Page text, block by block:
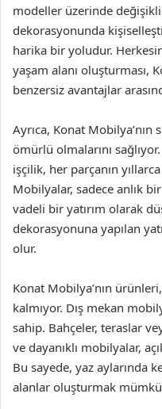
modeller üzerinde
dekorasyonunda
harika bir yoludur.
yaşam alanı oluşturması,
benzersiz avantajlar
Ayrıca, Konat
ömürlü olmalarını
işçilik, her parçanın
Mobilyalar, sadece anlık
vadeli bir yatırım olarak
dekorasyonuna yapılan
olur.
Konat Mobilya’nın
kalmıyor. Dış mekan
sahip. Bahçeler, teraslar
ve dayanıklı mobilyalar,
Bu sayede, yaz aylarında
alanlar oluşturmak